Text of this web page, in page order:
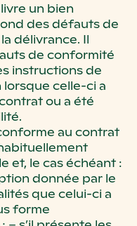
un bien
des défauts de
délivrance. Il
de conformité
instructions de
lorsque celle-ci a
ou a été
au contrat
habituellement
et, le cas échéant :
donnée par le
que celui-ci a
forme